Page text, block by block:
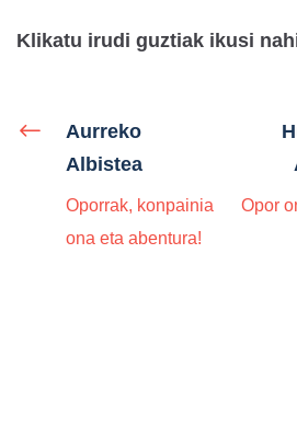
Klikatu irudi guztiak ikusi
Aurreko
Albistea
Oporrak, konpainia
ona eta abentura!
Opor